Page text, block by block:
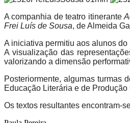
A companhia de teatro itinerante
Frei Luís de Sousa, de Almeida
A iniciativa permitiu aos alunos
A visualização das
valorizando a dimensão
Posteriormente, algumas turmas
Educação Literária e de Produção
Os textos resultantes encontram-